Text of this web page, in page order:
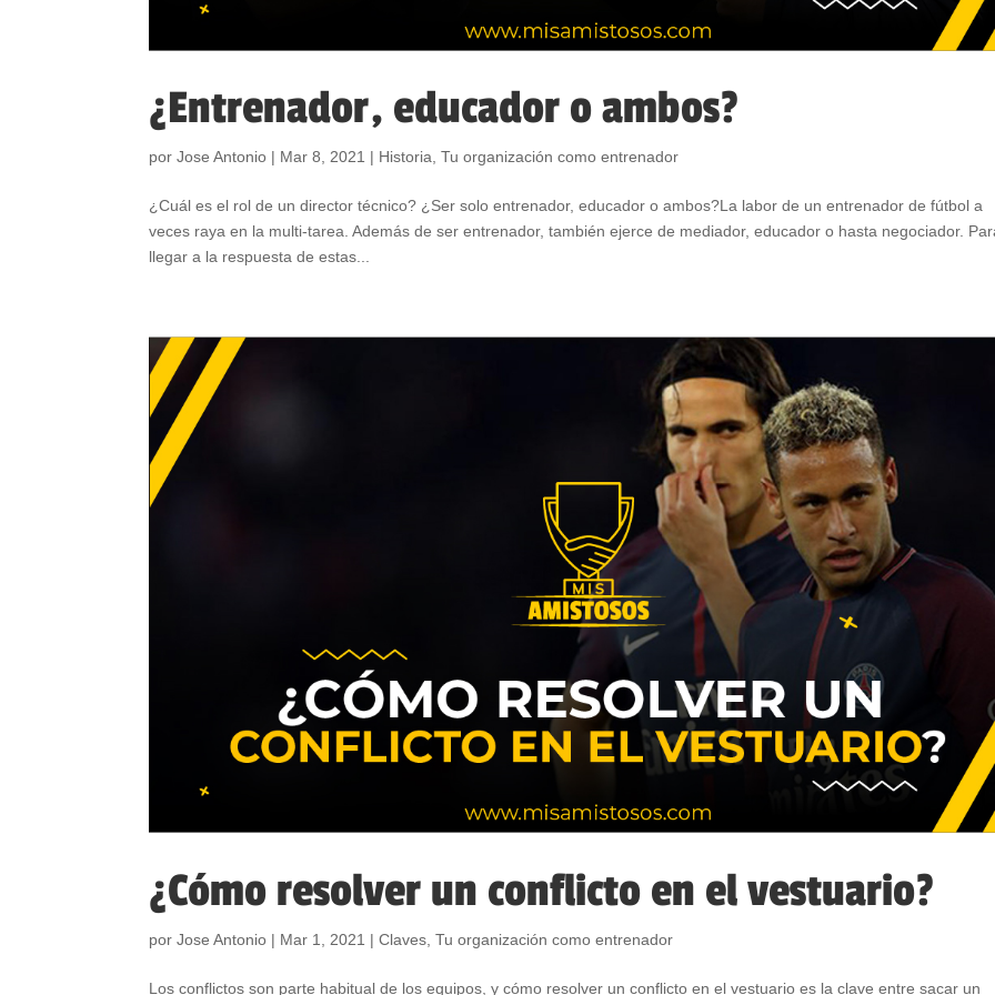
¿Entrenador, educador o ambos?
porJose Antonio | Mar 8, 2021 | Historia,Tu organización como entrenador
¿Cuál es el rol de un director técnico? ¿Ser solo entrenador, educador o ambos?La labor de un entrenador de fútbol a
veces raya en la multi-tarea. Además de ser entrenador, también ejerce de mediador, educador o hasta negociador.
llegar a la respuesta de estas...
¿Cómo resolver un conflicto en el vestuario?
porJose Antonio | Mar 1, 2021 |Claves ,Tu organización como entrenador
Los conflictos son parte habitual de los equipos, y cómo resolver un conflicto en el vestuario es la clave entre sacar un